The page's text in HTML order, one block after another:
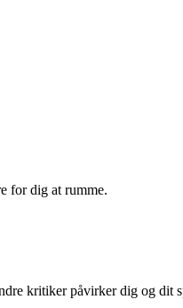
for dig at rumme.
kritiker påvirker dig og dit